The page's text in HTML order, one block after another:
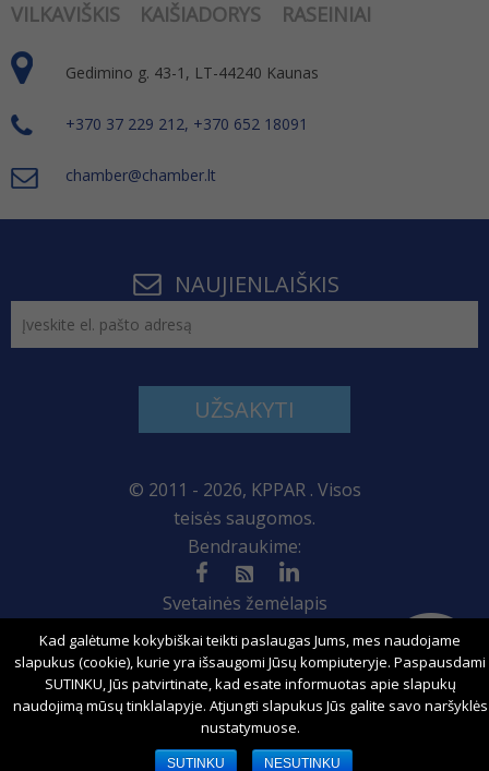
VILKAVIŠKIS
KAIŠIADORYS RASEINIAI
Gedimino g. 43-1, LT-44240 Kaunas
+370 37 229 212, +370 652 18091
chamber@chamber.lt
NAUJIENLAIŠKIS
UŽSAKYTI
© 2011 - 2026, KPPAR . Visos
teisės saugomos.
Bendraukime:
Svetainės žemėlapis
Sprendimas:
Kad galėtume kokybiškai teikti paslaugas Jums, mes naudojame
slapukus (cookie), kurie yra išsaugomi Jūsų kompiuteryje. Paspausdami
SUTINKU, Jūs patvirtinate, kad esate informuotas apie slapukų
naudojimą mūsų tinklalapyje. Atjungti slapukus Jūs galite savo naršyklės
nustatymuose.
SUTINKU NESUTINKU